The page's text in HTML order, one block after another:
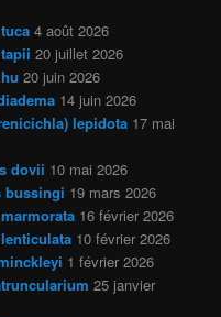
4 août 2026
20 juillet 2026
20 juin 2026
14 juin 2026
lepidota 17 mai
dovii 10 mai 2026
bussingi 19 mars 2026
16 février 2026
10 février 2026
1 février 2026
25 janvier